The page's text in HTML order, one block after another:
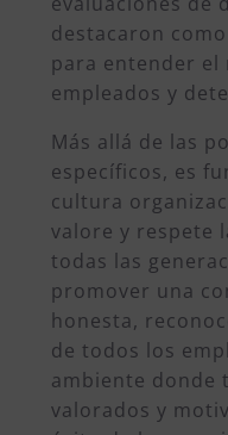
destacaron
para entender
empleados y
Más allá de las
específicos, es
cultura
valore y respete
todas las
promover una
honesta,
de todos los
ambiente donde
valorados y